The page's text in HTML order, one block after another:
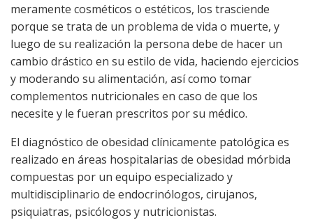
meramente cosméticos o estéticos, los trasciende
porque se trata de un problema de vida o muerte, y
luego de su realización la persona debe de hacer un
cambio drástico en su estilo de vida, haciendo ejercicios
y moderando su alimentación, así como tomar
complementos nutricionales en caso de que los
necesite y le fueran prescritos por su médico.
El diagnóstico de obesidad clínicamente patológica es
realizado en áreas hospitalarias de obesidad mórbida
compuestas por un equipo especializado y
multidisciplinario de endocrinólogos, cirujanos,
psiquiatras, psicólogos y nutricionistas.